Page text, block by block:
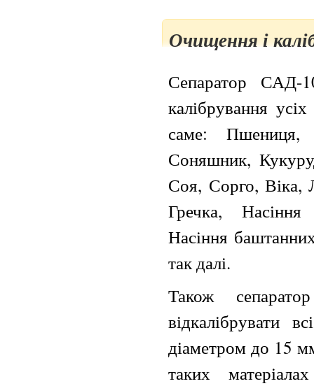
Очищення і
Сепаратор САД-
калібрування
саме:
Соняшник,
Соя, Сорго,
Гречка,
Насіння
так далі.
Також
відкалібрувати
діаметром до 15
таких